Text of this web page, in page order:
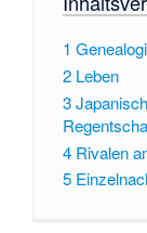
1
2 Leben
3
4 Rivalen
5